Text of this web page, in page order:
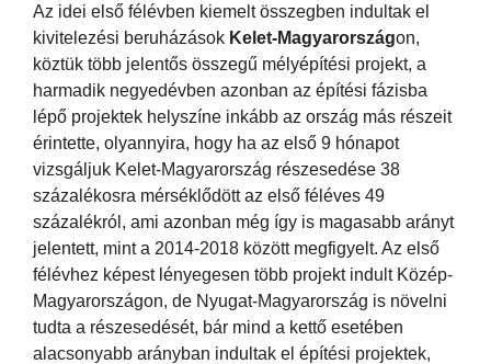
Az idei első félévben kiemelt összegben indultak el
kivitelezési beruházások Kelet-Magyarországon,
köztük több jelentős összegű mélyépítési projekt, a
harmadik negyedévben azonban az építési fázisba
lépő projektek helyszíne inkább az ország más részeit
érintette, olyannyira, hogy ha az első 9 hónapot
vizsgáljuk Kelet-Magyarország részesedése 38
százalékosra mérséklődött az első féléves 49
százalékról, ami azonban még így is magasabb arányt
jelentett, mint a 2014-2018 között megfigyelt. Az első
félévhez képest lényegesen több projekt indult Közép-
Magyarországon, de Nyugat-Magyarország is növelni
tudta a részesedését, bár mind a kettő esetében
alacsonyabb arányban indultak el építési projektek,